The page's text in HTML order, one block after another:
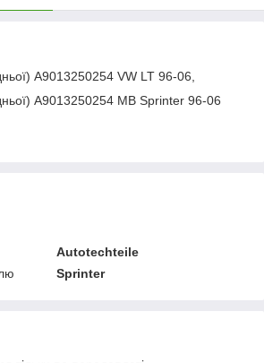
A9013250254 VW LT 96-06,
A9013250254 MB Sprinter 96-06
Autotechteile
Sprinter